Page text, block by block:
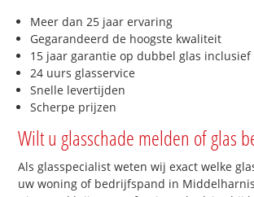
Meer dan 25 jaar ervaring
Gegarandeerd de hoogste kwaliteit
15 jaar garantie op dubbel glas inclusief
24 uurs glasservice
Snelle levertijden
Scherpe prijzen
Wilt u glasschade melden of glas
Als glasspecialist weten wij exact welke
uw woning of bedrijfspand in